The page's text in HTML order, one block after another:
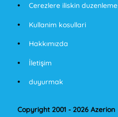
Cerezlere iliskin duzenleme
Kullanim kosullari
Hakkımızda
İletişim
duyurmak
Copyright 2001 - 2026 Azerion